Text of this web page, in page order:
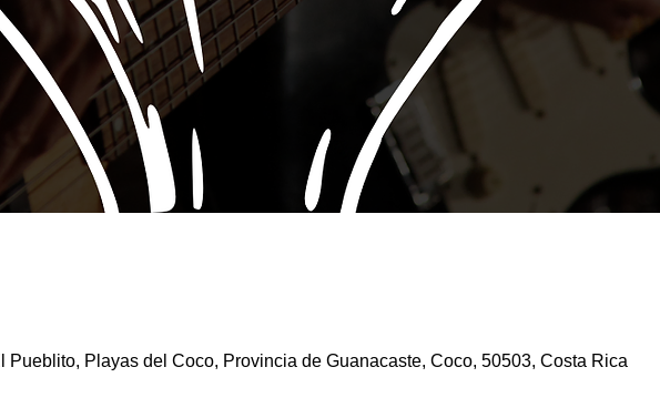
Pueblito, Playas del Coco, Provincia de Guanacaste, Coco, 50503, Costa Rica